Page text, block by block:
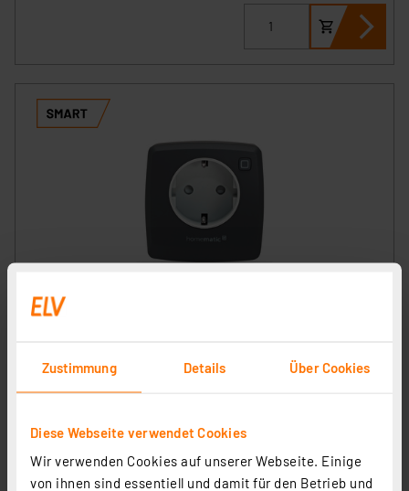
Zustimmung Details Über Cookies
Diese Webseite verwendet Cookies
Wir verwenden Cookies auf unserer Webseite. Einige
von ihnen sind essentiell und damit für den Betrieb und
HmIP-PS-2-A
44,95 €